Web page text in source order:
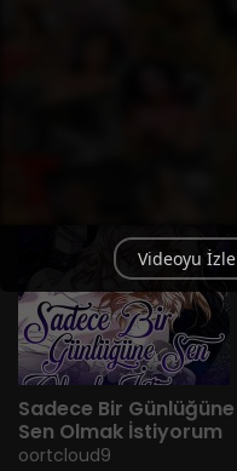
Sadece Bir Günlüğüne
Sen Olmak İstiyorum
oortcloud9
Videoyu İzle